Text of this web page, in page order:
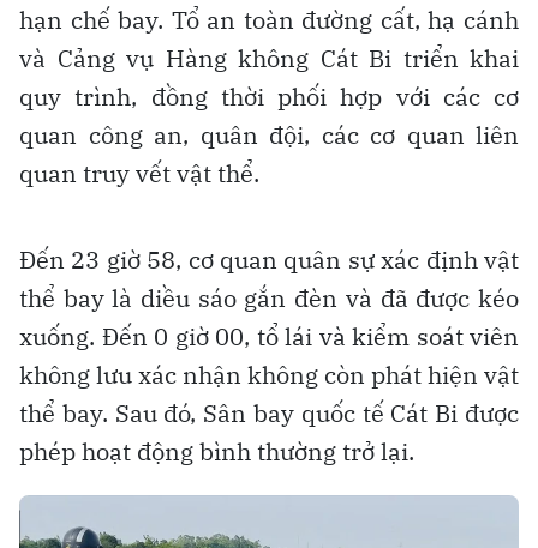
hạn chế bay. Tổ an toàn đường cất, hạ cánh
và Cảng vụ Hàng không Cát Bi triển khai
quy trình, đồng thời phối hợp với các cơ
quan công an, quân đội, các cơ quan liên
quan truy vết vật thể.
Đến 23 giờ 58, cơ quan quân sự xác định vật
thể bay là diều sáo gắn đèn và đã được kéo
xuống. Đến 0 giờ 00, tổ lái và kiểm soát viên
không lưu xác nhận không còn phát hiện vật
thể bay. Sau đó, Sân bay quốc tế Cát Bi được
phép hoạt động bình thường trở lại.